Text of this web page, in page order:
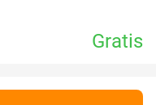
Gratis